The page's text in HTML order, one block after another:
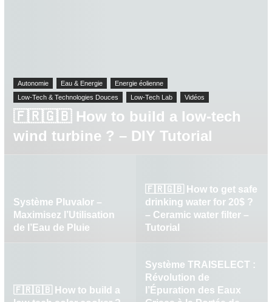
Autonomie Eau & Energie
Energie éolienne
Low-Tech & Technologies Douces
Low-Tech Lab Vidéos
🇫🇷🇬🇧 How to build a low-tech
wind turbine ? – DIY Tutorial
Système Pluvalor –
Maximisez l’Utilisation
de l’Eau de Pluie
🇫🇷🇬🇧 How to get safe
drinking water for 20$ ?
– Ceramic water filter –
Tutorial
🇫🇷🇬🇧 How to build a
Système TRAISELECT :
Révolution de
l’Épuration des Eaux